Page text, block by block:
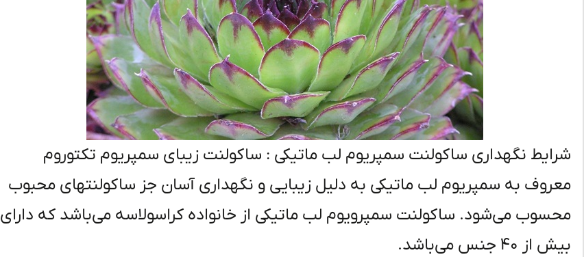
شرایط نگهداری ساکولنت سمپریوم لب ماتیکی : ساکولنت زیبای سمپریوم تکتوروم
معروف به سمپریوم لب ماتیکی به دلیل زیبایی و نگهداری آسان جز ساکولنتهای محبوب
محسوب می‌شود. ساکولنت سمپرویوم لب ماتیکی از خانواده کراسولاسه می‌باشد که دارای
بیش از ۴۰ جنس می‌باشد.